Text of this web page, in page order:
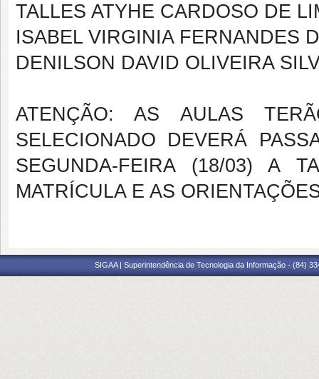
TALLES ATYHE CARDOSO DE
ISABEL VIRGINIA FERNANDES
DENILSON DAVID OLIVEIRA
ATENÇÃO: AS AULAS
SELECIONADO DEVERÁ
SEGUNDA-FEIRA (18/03) A
MATRÍCULA E AS
SIGAA | Superintendência de Tecnologia da Informação - (84)